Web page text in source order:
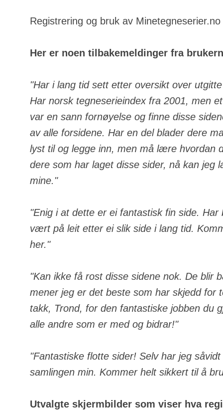
Registrering og bruk av
Her er noen tilbakemeldinger fra
"Har i lang tid sett etter oversikt over
Har norsk tegneserieindex fra 2001, men
var en sann fornøyelse og finne disse
av alle forsidene. Har en del blader dere
lyst til og legge inn, men må lære hvordan
dere som har laget disse sider, nå kan jeg
mine."
"Enig i at dette er ei fantastisk fin side.
vært på leit etter ei slik side i lang tid.
her."
"Kan ikke få rost disse sidene nok. De blir
mener jeg er det beste som har skjedd for
takk, Trond, for den fantastiske jobben du
alle andre som er med og bidrar!"
"Fantastiske flotte sider! Selv har jeg
samlingen min. Kommer helt sikkert til å
Utvalgte skjermbilder som viser hva